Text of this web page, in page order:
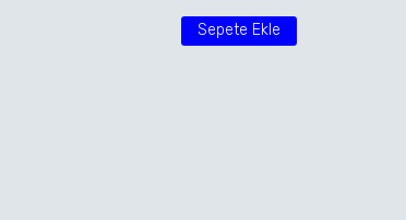
Sepete Ekle